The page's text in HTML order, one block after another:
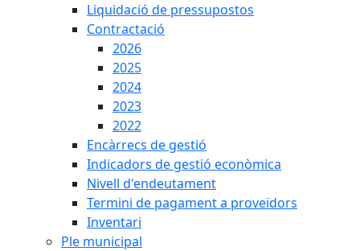
Liquidació de pressupostos
Contractació
2026
2025
2024
2023
2022
Encàrrecs de gestió
Indicadors de gestió econòmica
Nivell d'endeutament
Termini de pagament a proveïdors
Inventari
Ple municipal